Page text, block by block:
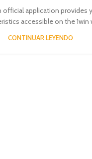
official application provides
accessible on the 1win
CONTINUAR LEYENDO